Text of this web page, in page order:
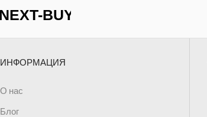
ИНФОРМАЦИЯ
О нас
Блог